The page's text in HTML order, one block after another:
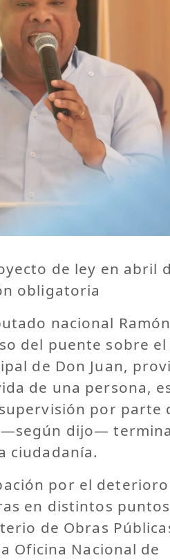
de ley en abril
obligatoria
nacional Ramón
del puente sobre
de Don Juan,
de una persona,
por parte
dijo— termina
ciudadanía.
por el deterioro
en distintos
de Obras
Oficina Nacional de